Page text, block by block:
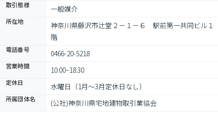
取引態様 一般媒介
所在地
神奈川県藤沢市辻堂２－１－６　駅前第一共同ビル１
階
電話番号 0466-20-5218
営業時間 10:00~18:30
定休日 水曜日（1月～3月定休日なし）
所属団体名 (公社)神奈川県宅地建物取引業協会